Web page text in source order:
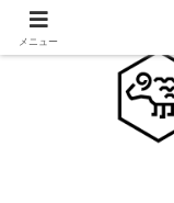
メニュー